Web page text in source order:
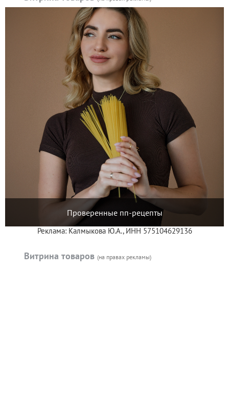
Проверенные пп-рецепты
Реклама: Калмыкова Ю.А., ИНН 575104629136
Витрина товаров (на правах рекламы)